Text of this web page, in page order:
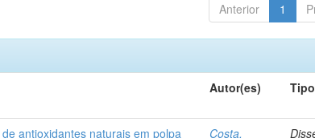
Anterior 1
Autor(es) Tipo
antioxidantes naturais em polpa Costa,